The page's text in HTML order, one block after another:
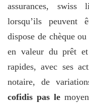
assurances,
lorsqu’ils peuvent
dispose de chèque
en valeur du prêt
rapides, avec ses
notaire, de
cofidis pas le